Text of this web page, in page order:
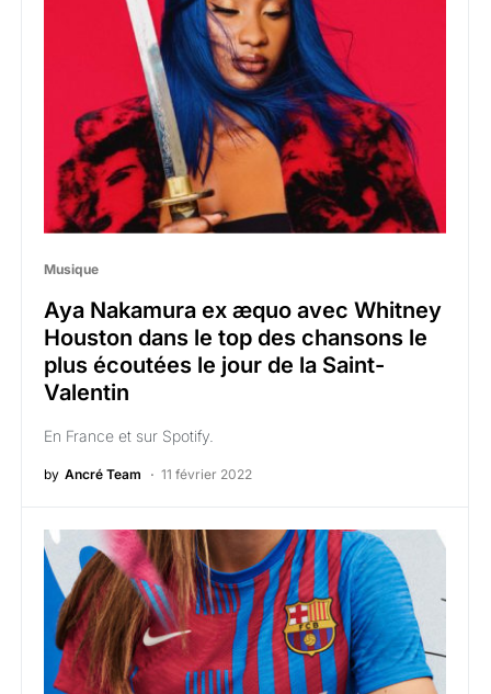
Musique
Aya Nakamura ex æquo avec Whitney
Houston dans le top des chansons le
plus écoutées le jour de la Saint-
Valentin
En France et sur Spotify.
by Ancré Team 11 février 2022